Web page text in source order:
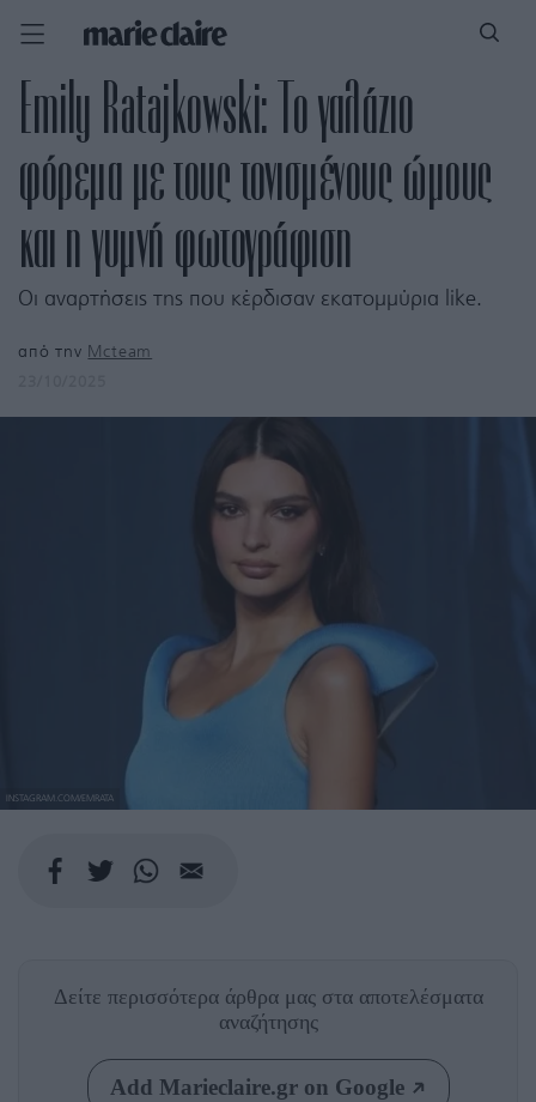
Emily Ratajkowski: Το γαλάζιο
φόρεμα με τους τονισμένους ώμους
και η γυμνή φωτογράφιση
Οι αναρτήσεις της που κέρδισαν εκατομμύρια like.
από την Mcteam
INSTAGRAM.COM/EMRATA
Δείτε περισσότερα άρθρα μας στα αποτελέσματα
αναζήτησης
Add Marieclaire.gr on Google